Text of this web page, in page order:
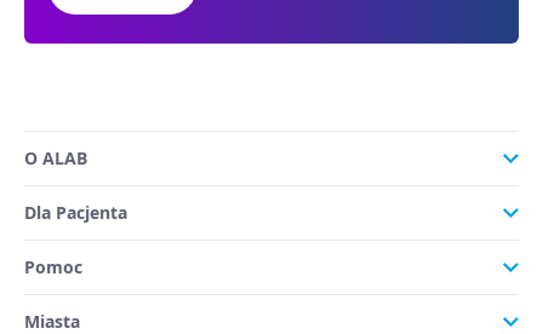
O ALAB
Dla Pacjenta
Pomoc
Miasta